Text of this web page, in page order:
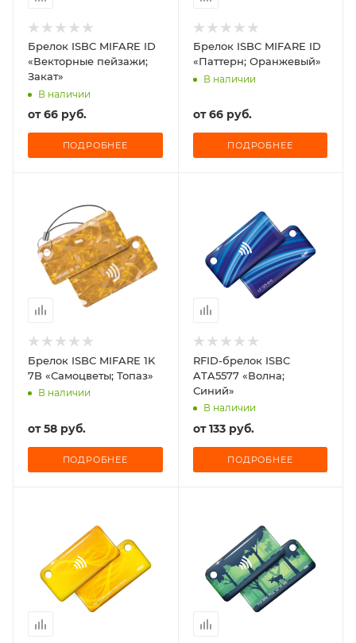
Брелок ISBC MIFARE ID
«Векторные пейзажи;
Закат»
В наличии
от66 руб.
ПОДРОБНЕЕ
Брелок ISBC MIFARE ID
«Паттерн; Оранжевый»
В наличии
от66 руб.
ПОДРОБНЕЕ
Брелок ISBC MIFARE 1K
7B «Самоцветы; Топаз»
В наличии
от58 руб.
ПОДРОБНЕЕ
RFID-брелок ISBC
ATA5577 «Волна;
Синий»
В наличии
от133 руб.
ПОДРОБНЕЕ